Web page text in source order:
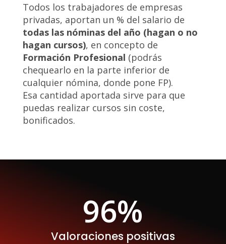
Todos los trabajadores de empresas
privadas, aportan un % del salario de
todas las nóminas del año (hagan o no
hagan cursos), en concepto de
Formación Profesional (podrás
chequearlo en la parte inferior de
cualquier nómina, donde pone FP).
Esa cantidad aportada sirve para que
puedas realizar cursos sin coste,
bonificados.
96%
Valoraciones positivas